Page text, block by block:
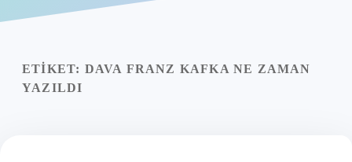
Yasal Uyarı
ETIKET: DAVA FRANZ KAFKA NE ZAMAN
YAZILDI